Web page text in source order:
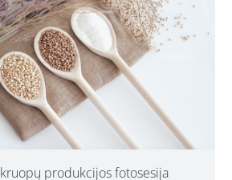
produkcijos fotosesija